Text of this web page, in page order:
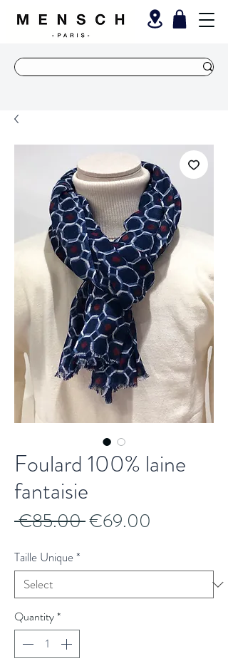
Foulard 100% laine
fantaisie
€85.00 Regular
€69.00
Taille Unique*
Quantity*